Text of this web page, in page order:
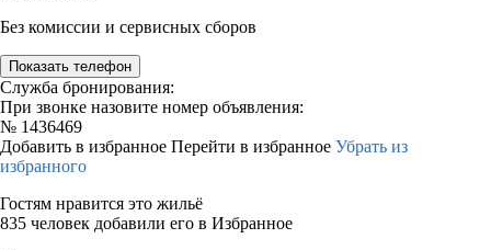
Без комиссии и сервисных сборов
Показать телефон
Служба бронирования:
При звонке назовите номер объявления:
№ 1436469
Добавить в избранное Перейти в избранное Убрать из
избранного
Гостям нравится это жильё
835 человек добавили его в Избранное